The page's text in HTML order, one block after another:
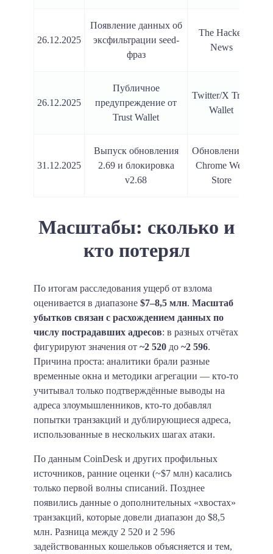
26.12.2025
Появление данных об
эксфильтрации seed-
фраз
The Hacker
News
26.12.2025
Публичное
предупреждение от
Trust Wallet
Twitter/X Trust
Wallet
31.12.2025
Выпуск обновления
2.69 и блокировка
v2.68
Обновление в
Chrome Web
Store
Масштабы: сколько и
кто потерял
По итогам расследования ущерб от взлома
оценивается в диапазоне $7–8,5 млн. Масштаб
убытков связан с расхождением данных по
числу пострадавших адресов: в разных отчётах
фигурируют значения от ~2 520 до ~2 596.
Причина проста: аналитики брали разные
временные окна и методики агрегации — кто-то
учитывал только подтверждённые выводы на
адреса злоумышленников, кто-то добавлял
попытки транзакций и дублирующиеся адреса,
использованные в нескольких шагах атаки.
По данным CoinDesk и других профильных
источников, ранние оценки (~$7 млн) касались
только первой волны списаний. Позднее
появились данные о дополнительных «хвостах»
транзакций, которые довели диапазон до $8,5
млн. Разница между 2 520 и 2 596
задействованных кошельков объясняется и тем,